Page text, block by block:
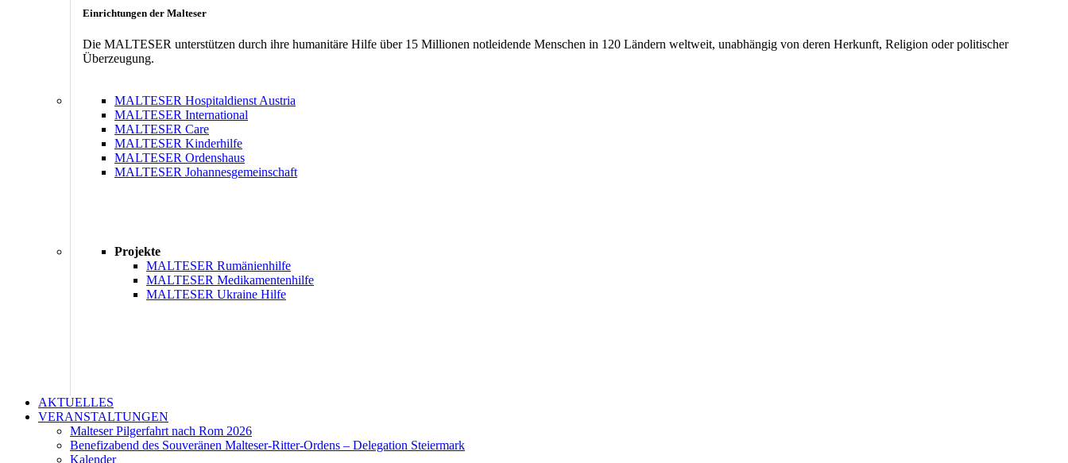
Einrichtungen der Malteser
Die MALTESER unterstützen durch ihre humanitäre Hilfe über 15 Millionen notleidende Menschen in 120 Ländern weltweit, unabhängig von deren Herkunft, Religion oder politischer
Überzeugung.
MALTESER Hospitaldienst Austria
MALTESER International
MALTESER Care
MALTESER Kinderhilfe
MALTESER Ordenshaus
MALTESER Johannesgemeinschaft
Projekte
MALTESER Rumänienhilfe
MALTESER Medikamentenhilfe
MALTESER Ukraine Hilfe
AKTUELLES
VERANSTALTUNGEN
Malteser Pilgerfahrt nach Rom 2026
Benefizabend des Souveränen Malteser-Ritter-Ordens – Delegation Steiermark
Kalender